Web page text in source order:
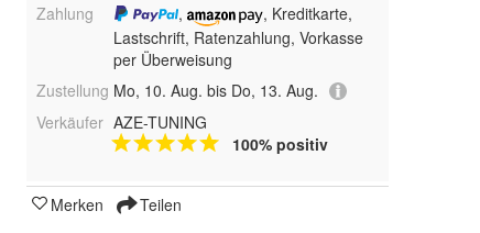
Zahlung
,
, Kreditkarte,
Lastschrift, Ratenzahlung, Vorkasse
per Überweisung
Zustellung Mo, 10. Aug. bis Do, 13. Aug.
Verkäufer AZE-TUNING
100% positiv
Merken Teilen